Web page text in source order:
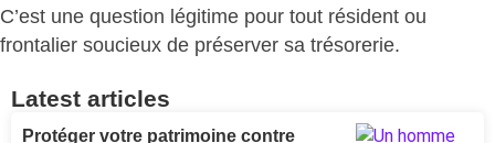
C’est une question légitime pour tout résident ou
frontalier soucieux de préserver sa trésorerie.
Latest articles
Protéger votre patrimoine contre